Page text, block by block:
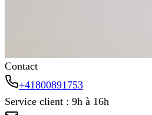
Contact
+41800891753
Service client : 9h à 16h